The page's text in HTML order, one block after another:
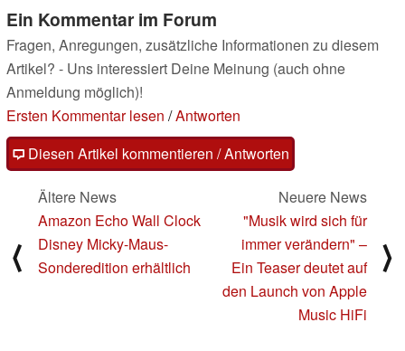
Ein Kommentar im Forum
Fragen, Anregungen, zusätzliche Informationen zu diesem
Artikel? - Uns interessiert Deine Meinung (auch ohne
Anmeldung möglich)!
Ersten Kommentar lesen /Antworten
Diesen Artikel kommentieren / Antworten
⟨
Ältere News
Amazon Echo Wall Clock
Disney Micky-Maus-
Sonderedition erhältlich
Neuere News
"Musik wird sich für
immer verändern" –
Ein Teaser deutet auf
den Launch von Apple
Music HiFi
⟩